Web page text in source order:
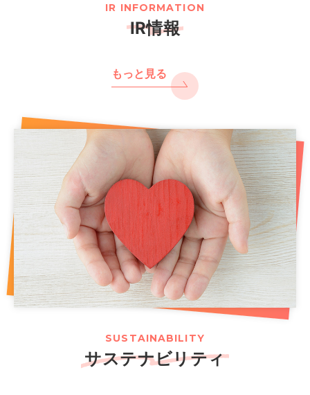
IR INFORMATION
IR情報
もっと見る
SUSTAINABILITY
サステナビリティ